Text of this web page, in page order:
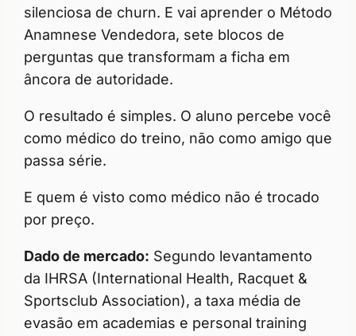
silenciosa de churn. E vai aprender o Método
Anamnese Vendedora, sete blocos de
perguntas que transformam a ficha em
âncora de autoridade.
O resultado é simples. O aluno percebe você
como médico do treino, não como amigo que
passa série.
E quem é visto como médico não é trocado
por preço.
Dado de mercado: Segundo levantamento
da IHRSA (International Health, Racquet &
Sportsclub Association), a taxa média de
evasão em academias e personal training